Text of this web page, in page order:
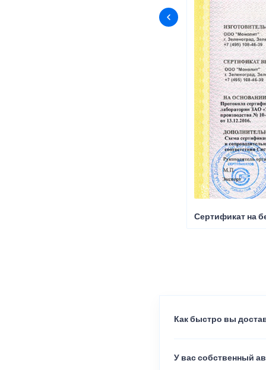
Сертификат на
Как быстро вы
У вас собственный